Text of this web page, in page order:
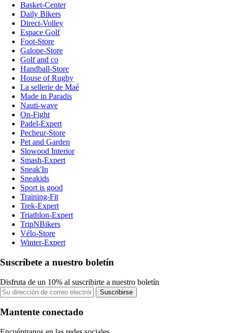
Basket-Center
Daily Bikers
Direct-Volley
Espace Golf
Foot-Store
Galope-Store
Golf and co
Handball-Store
House of Rugby
La sellerie de Maé
Made in Paradis
Nauti-wave
On-Fight
Padel-Expert
Pecheur-Store
Pet and Garden
Slowood Interior
Smash-Expert
Sneak'In
Sneakids
Sport is good
Training-Fit
Trek-Expert
Triathlon-Expert
TripNBikers
Vélo-Store
Winter-Expert
Suscríbete a nuestro boletín
Disfruta de un 10% al suscribirte a nuestro boletín
Suscribirse
Mantente conectado